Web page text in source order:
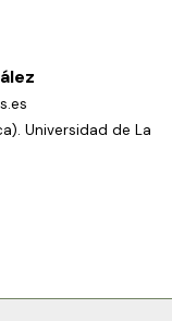
Universidad de La